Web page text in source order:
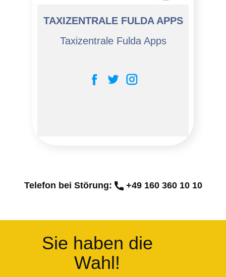
TAXIZENTRALE FULDA APPS
Taxizentrale Fulda Apps
Telefon bei Störung: ​+49 160 360 10 10
Sie haben die
Wahl!